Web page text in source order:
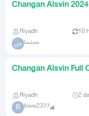
Changan Alsvin
Riyadh 10
س سينسا
Changan Alsvin Full
Riyadh 2
B bww2377